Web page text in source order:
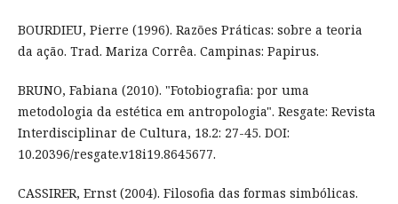
BOURDIEU, Pierre (1996). Razões Práticas: sobre a teoria
da ação. Trad. Mariza Corrêa. Campinas: Papirus.
BRUNO, Fabiana (2010). "Fotobiografia: por uma
metodologia da estética em antropologia". Resgate: Revista
Interdisciplinar de Cultura, 18.2: 27-45. DOI:
10.20396/resgate.v18i19.8645677.
CASSIRER, Ernst (2004). Filosofia das formas simbólicas.